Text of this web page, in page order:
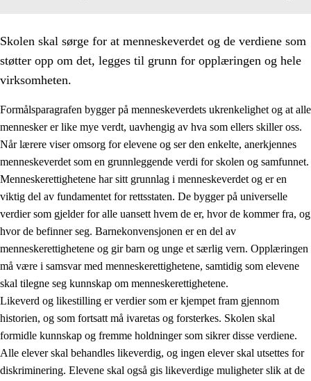
1. Opplæringens verdigrunnlag
1.1 Menneskeverdet
1.2 Identitet og kulturelt mangfold
1.3 Kritisk tenkning og etisk bevissthet
1.4 Skaperglede, engasjement og utforskertrang
1.5 Respekt for naturen og miljøbevissthet
1.6 Demokrati og medvirkning
Skolen skal sørge for at menneskeverdet og de verdiene som
støtter opp om det, legges til grunn for opplæringen og hele
virksomheten.
Formålsparagrafen bygger på menneskeverdets ukrenkelighet og at alle
mennesker er like mye verdt, uavhengig av hva som ellers skiller oss.
Når lærere viser omsorg for elevene og ser den enkelte, anerkjennes
menneskeverdet som en grunnleggende verdi for skolen og samfunnet.
Menneskerettighetene har sitt grunnlag i menneskeverdet og er en
viktig del av fundamentet for rettsstaten. De bygger på universelle
verdier som gjelder for alle uansett hvem de er, hvor de kommer fra, og
hvor de befinner seg. Barnekonvensjonen er en del av
menneskerettighetene og gir barn og unge et særlig vern. Opplæringen
må være i samsvar med menneskerettighetene, samtidig som elevene
skal tilegne seg kunnskap om menneskerettighetene.
Likeverd og likestilling er verdier som er kjempet fram gjennom
historien, og som fortsatt må ivaretas og forsterkes. Skolen skal
formidle kunnskap og fremme holdninger som sikrer disse verdiene.
Alle elever skal behandles likeverdig, og ingen elever skal utsettes for
diskriminering. Elevene skal også gis likeverdige muligheter slik at de